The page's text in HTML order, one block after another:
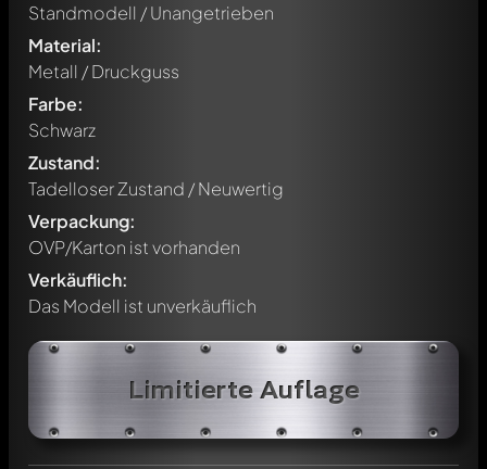
Standmodell / Unangetrieben
Material:
Metall / Druckguss
Farbe:
Schwarz
Zustand:
Tadelloser Zustand / Neuwertig
Verpackung:
OVP/Karton ist vorhanden
Verkäuflich:
Das Modell ist unverkäuflich
Limitierte Auflage